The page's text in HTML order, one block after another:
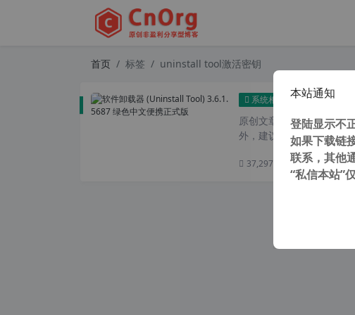
首页 标签 uninstall tool激活密钥
系统相关 软件卸载器
原创文章，转载请注明：
外，建议避开晚上的访问
37,297 次浏览次阅读
本站通知
登陆显示不
如果下载链
联系，其他
“私信本站”